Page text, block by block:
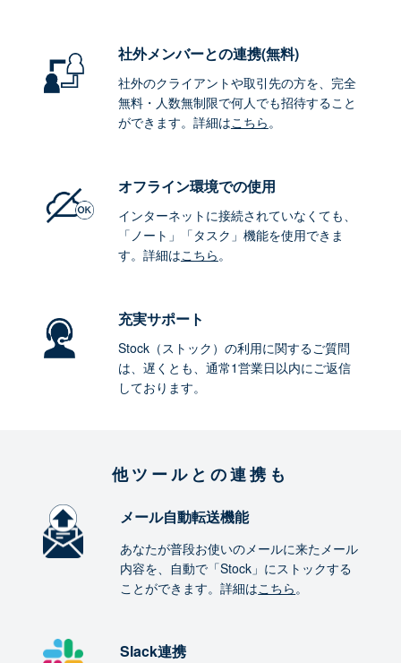
社外メンバーとの連携(無料)
社外のクライアントや取引先の方を、完全
無料・人数無制限で何人でも招待すること
ができます。詳細はこちら。
オフライン環境での使用
インターネットに接続されていなくても、
「ノート」「タスク」機能を使用できま
す。詳細はこちら。
充実サポート
Stock（ストック）の利用に関するご質問
は、遅くとも、通常1営業日以内にご返信
しております。
他ツールとの連携も
メール自動転送機能
あなたが普段お使いのメールに来たメール
内容を、自動で「Stock」にストックする
ことができます。詳細はこちら。
Slack連携